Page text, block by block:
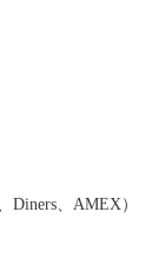
Diners、AMEX）